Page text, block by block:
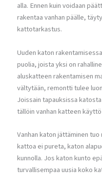
alla. Ennen kuin voidaan
rakentaa vanhan päälle,
kattotarkastus.
Uuden katon
puolia, joista yksi on
aluskatteen rakentamisen
vältytään, remontti tulee
Joissain tapauksissa
tällöin vanhan katteen
Vanhan katon jättäminen
kattoa ei pureta, katon
kunnolla. Jos katon kunto
turvallisempaa uusia koko